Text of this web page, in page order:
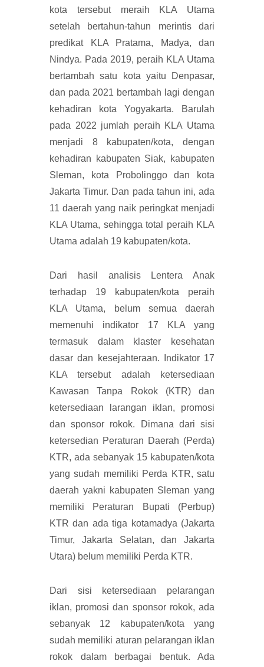
kota tersebut meraih KLA Utama
setelah bertahun-tahun merintis dari
predikat KLA Pratama, Madya, dan
Nindya. Pada 2019, peraih KLA Utama
bertambah satu kota yaitu Denpasar,
dan pada 2021 bertambah lagi dengan
kehadiran kota Yogyakarta. Barulah
pada 2022 jumlah peraih KLA Utama
menjadi 8 kabupaten/kota, dengan
kehadiran kabupaten Siak, kabupaten
Sleman, kota Probolinggo dan kota
Jakarta Timur. Dan pada tahun ini, ada
11 daerah yang naik peringkat menjadi
KLA Utama, sehingga total peraih KLA
Utama adalah 19 kabupaten/kota.
Dari hasil analisis Lentera Anak
terhadap 19 kabupaten/kota peraih
KLA Utama, belum semua daerah
memenuhi indikator 17 KLA yang
termasuk dalam klaster kesehatan
dasar dan kesejahteraan. Indikator 17
KLA tersebut adalah ketersediaan
Kawasan Tanpa Rokok (KTR) dan
ketersediaan larangan iklan, promosi
dan sponsor rokok. Dimana dari sisi
ketersedian Peraturan Daerah (Perda)
KTR, ada sebanyak 15 kabupaten/kota
yang sudah memiliki Perda KTR, satu
daerah yakni kabupaten Sleman yang
memiliki Peraturan Bupati (Perbup)
KTR dan ada tiga kotamadya (Jakarta
Timur, Jakarta Selatan, dan Jakarta
Utara) belum memiliki Perda KTR.
Dari sisi ketersediaan pelarangan
iklan, promosi dan sponsor rokok, ada
sebanyak 12 kabupaten/kota yang
sudah memiliki aturan pelarangan iklan
rokok dalam berbagai bentuk. Ada